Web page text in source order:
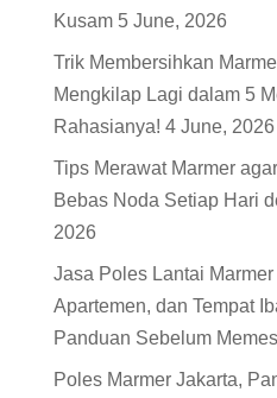
Kusam 5 June, 2026
Trik Membersihkan
Mengkilap Lagi dalam 5
Rahasianya! 4 June, 2026
Tips Merawat Marmer
Bebas Noda Setiap Hari
2026
Jasa Poles Lantai
Apartemen, dan Tempat
Panduan Sebelum
Poles Marmer Jakarta,